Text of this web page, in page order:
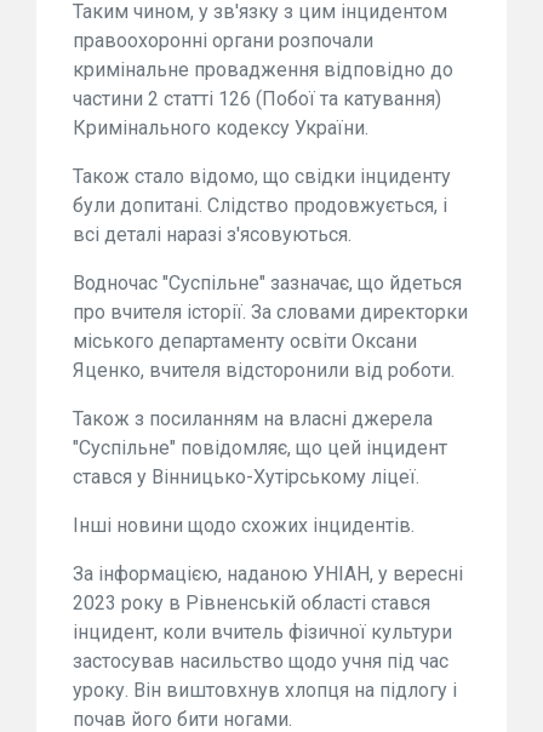
Таким чином, у зв'язку з цим інцидентом
правоохоронні органи розпочали
кримінальне провадження відповідно до
частини 2 статті 126 (Побої та катування)
Кримінального кодексу України.
Також стало відомо, що свідки інциденту
були допитані. Слідство продовжується, і
всі деталі наразі з'ясовуються.
Водночас "Суспільне" зазначає, що йдеться
про вчителя історії. За словами директорки
міського департаменту освіти Оксани
Яценко, вчителя відсторонили від роботи.
Також з посиланням на власні джерела
"Суспільне" повідомляє, що цей інцидент
стався у Вінницько-Хутірському ліцеї.
Інші новини щодо схожих інцидентів.
За інформацією, наданою УНІАН, у вересні
2023 року в Рівненській області стався
інцидент, коли вчитель фізичної культури
застосував насильство щодо учня під час
уроку. Він виштовхнув хлопця на підлогу і
почав його бити ногами.